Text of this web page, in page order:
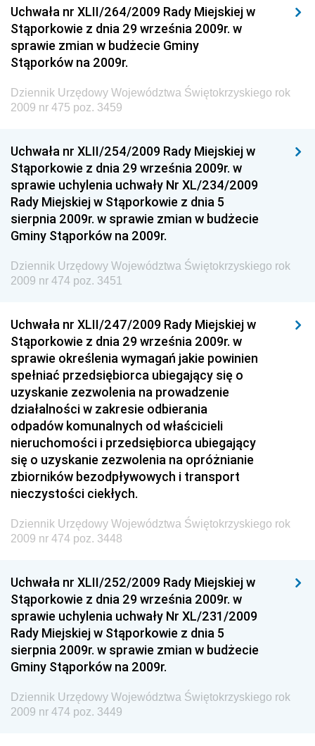
Dziennik Urzędowy Ministerstwa Przemysłu
Chemicznego i Lekkiego
Dziennik Urzędowy Ministerstwa Rolnictwa i
Gospodarki Żywnościowej
Dziennik Urzędowy Ministra Rodziny, Pracy i Polityki
Społecznej
Dziennik Urzędowy Ministra Rozwoju
Dziennik Urzędowy Ministra Infrastruktury i
Budownictwa
Dziennik Urzędowy Ministra Gospodarki Morskiej i
Żeglugi Śródlądowej
Dziennik Urzędowy Ministra Energii
Dziennik Urzędowy Ministra Finansów
Dziennik Urzędowy Ministra Rozwoju i Finansów
Dziennik Urzędowy Wyższego Urzędu Górniczego
Dziennik Urzędowy Prezesa Urzędu Transportu
Kolejowego
Dziennik Urzędowy Ministra Przedsiębiorczości i
Technologii
Dziennik Urzędowy Ministra Inwestycji i Rozwoju
Dziennik Urzędowy Naczelnego Dyrektora Archiwów
Państwowych
Dziennik Urzędowy Ministra Finansów, Inwestycji i
Rozwoju
Dziennik Urzędowy Ministra Sportu
Dziennik Urzędowy Ministra Funduszy i Polityki
Regionalnej
Dziennik Urzędowy Ministra Aktywów Państwowych
Dziennik Urzędowy Ministra Zdrowia
Dziennik Urzędowy Ministra Środowiska i Głównego
Inspektora Ochrony Środowiska
Uchwała nr XLII/264/2009 Rady Miejskiej w
Stąporkowie z dnia 29 września 2009r. w
sprawie zmian w budżecie Gminy
Stąporków na 2009r.
Dziennik Urzędowy Województwa Świętokrzyskiego rok
2009 nr 475 poz. 3459
Uchwała nr XLII/254/2009 Rady Miejskiej w
Stąporkowie z dnia 29 września 2009r. w
sprawie uchylenia uchwały Nr XL/234/2009
Rady Miejskiej w Stąporkowie z dnia 5
sierpnia 2009r. w sprawie zmian w budżecie
Gminy Stąporków na 2009r.
Dziennik Urzędowy Województwa Świętokrzyskiego rok
2009 nr 474 poz. 3451
Uchwała nr XLII/247/2009 Rady Miejskiej w
Stąporkowie z dnia 29 września 2009r. w
sprawie określenia wymagań jakie powinien
spełniać przedsiębiorca ubiegający się o
uzyskanie zezwolenia na prowadzenie
działalności w zakresie odbierania
odpadów komunalnych od właścicieli
nieruchomości i przedsiębiorca ubiegający
się o uzyskanie zezwolenia na opróżnianie
zbiorników bezodpływowych i transport
nieczystości ciekłych.
Dziennik Urzędowy Województwa Świętokrzyskiego rok
2009 nr 474 poz. 3448
Uchwała nr XLII/252/2009 Rady Miejskiej w
Stąporkowie z dnia 29 września 2009r. w
sprawie uchylenia uchwały Nr XL/231/2009
Rady Miejskiej w Stąporkowie z dnia 5
sierpnia 2009r. w sprawie zmian w budżecie
Gminy Stąporków na 2009r.
Dziennik Urzędowy Województwa Świętokrzyskiego rok
2009 nr 474 poz. 3449